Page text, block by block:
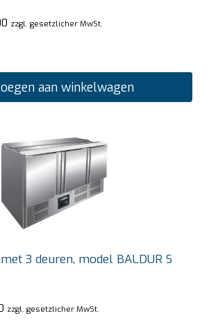
zzgl. gesetzlicher MwSt.
aan winkelwagen
3 deuren, model BALDUR S
zzgl. gesetzlicher MwSt.